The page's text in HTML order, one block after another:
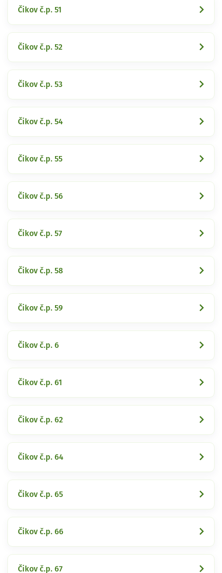
Čikov č.p. 51
Čikov č.p. 52
Čikov č.p. 53
Čikov č.p. 54
Čikov č.p. 55
Čikov č.p. 56
Čikov č.p. 57
Čikov č.p. 58
Čikov č.p. 59
Čikov č.p. 6
Čikov č.p. 61
Čikov č.p. 62
Čikov č.p. 64
Čikov č.p. 65
Čikov č.p. 66
Čikov č.p. 67